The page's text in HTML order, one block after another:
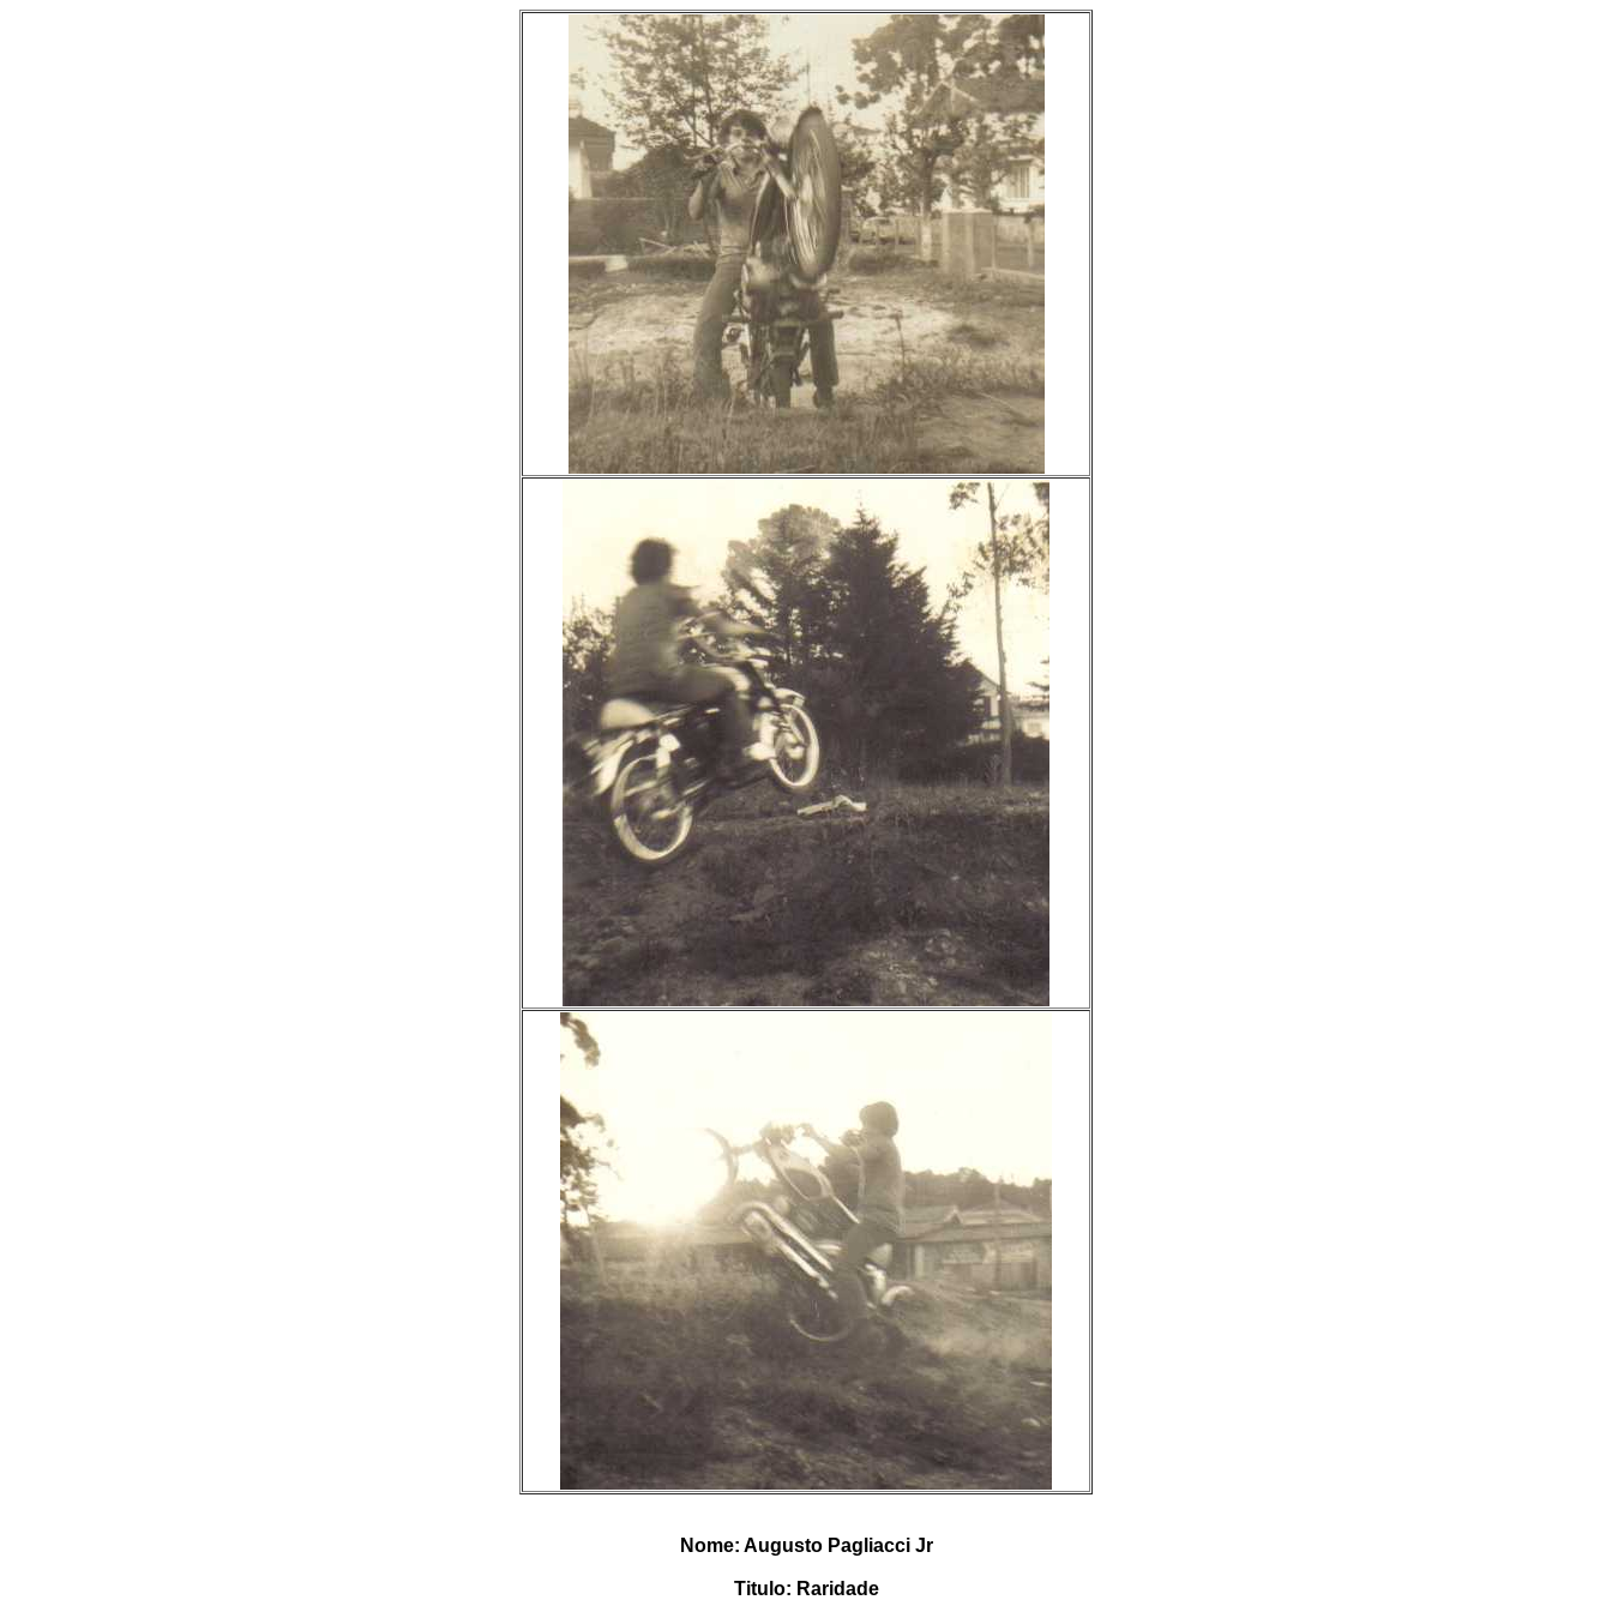
Nome: Augusto Pagliacci Jr
Titulo: Raridade